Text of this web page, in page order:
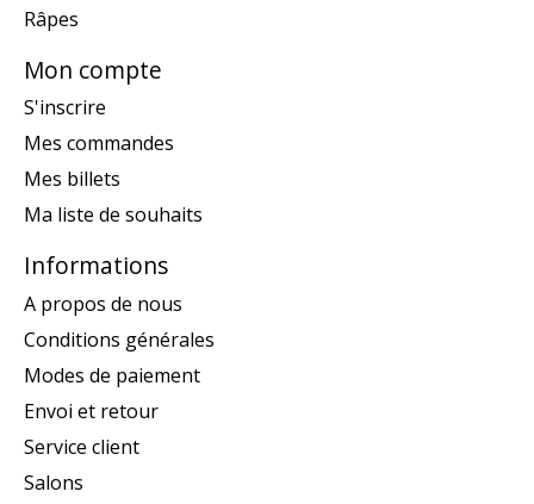
Râpes
Mon compte
S'inscrire
Mes commandes
Mes billets
Ma liste de souhaits
Informations
A propos de nous
Conditions générales
Modes de paiement
Envoi et retour
Service client
Salons